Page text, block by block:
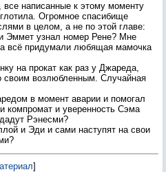
все написанные к этому моменту
Огромное спасибище
в целом, а не по этой главе:
Эммет узнал номер Рене? Мне
всё придумали любящая мамочка
на прокат как раз у Джареда,
своим возлюбленным. Случайная
в момент аварии и помогал
компромат и уверенность Сэма
Рэнесми?
и Эди и сами наступят на свои
]